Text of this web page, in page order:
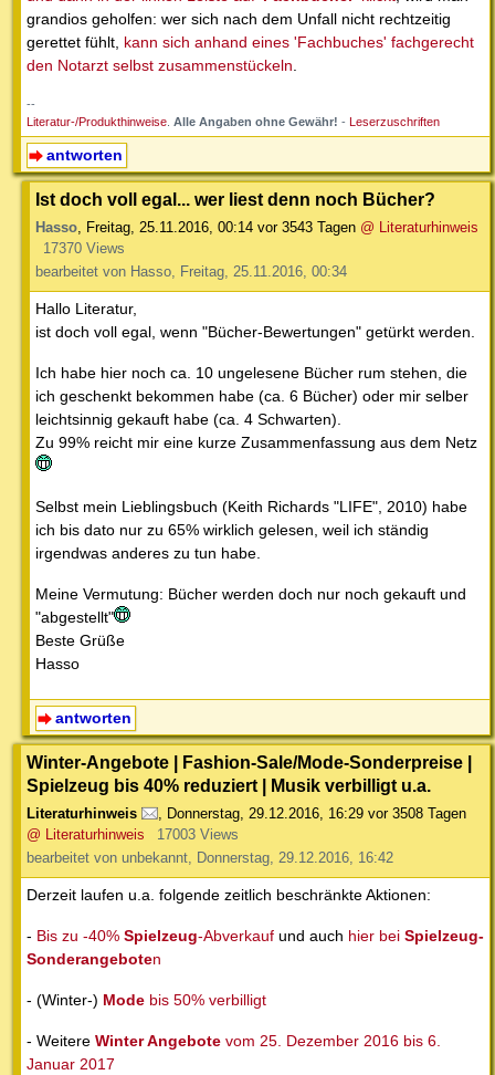
grandios geholfen: wer sich nach dem Unfall nicht rechtzeitig
gerettet fühlt, kann sich anhand eines 'Fachbuches' fachgerecht
den Notarzt selbst zusammenstückeln.
--
Literatur-/Produkthinweise. Alle Angaben ohne Gewähr! - Leserzuschriften
antworten
Ist doch voll egal... wer liest denn noch Bücher?
Hasso, Freitag, 25.11.2016, 00:14 vor 3543 Tagen @ Literaturhinweis
17370 Views
bearbeitet von Hasso, Freitag, 25.11.2016, 00:34
Hallo Literatur,
ist doch voll egal, wenn "Bücher-Bewertungen" getürkt werden.
Ich habe hier noch ca. 10 ungelesene Bücher rum stehen, die
ich geschenkt bekommen habe (ca. 6 Bücher) oder mir selber
leichtsinnig gekauft habe (ca. 4 Schwarten).
Zu 99% reicht mir eine kurze Zusammenfassung aus dem Netz
Selbst mein Lieblingsbuch (Keith Richards "LIFE", 2010) habe
ich bis dato nur zu 65% wirklich gelesen, weil ich ständig
irgendwas anderes zu tun habe.
Meine Vermutung: Bücher werden doch nur noch gekauft und
"abgestellt"
Beste Grüße
Hasso
antworten
Winter-Angebote | Fashion-Sale/Mode-Sonderpreise |
Spielzeug bis 40% reduziert | Musik verbilligt u.a.
Literaturhinweis , Donnerstag, 29.12.2016, 16:29 vor 3508 Tagen
@ Literaturhinweis
17003 Views
bearbeitet von unbekannt, Donnerstag, 29.12.2016, 16:42
Derzeit laufen u.a. folgende zeitlich beschränkte Aktionen:
- Bis zu -40% Spielzeug-Abverkauf und auch hier bei Spielzeug-
Sonderangeboten
- (Winter-) Mode bis 50% verbilligt
- Weitere Winter Angebote vom 25. Dezember 2016 bis 6.
Januar 2017